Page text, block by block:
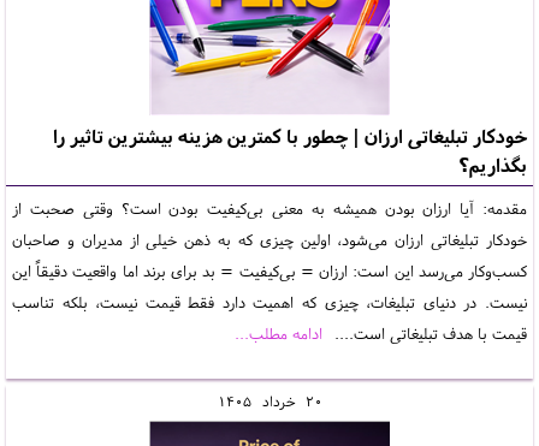
خودکار تبلیغاتی ارزان | چطور با کمترین هزینه بیشترین تاثیر را
بگذاریم؟
مقدمه: آیا ارزان بودن همیشه به معنی بی‌کیفیت بودن است؟ وقتی صحبت از
خودکار تبلیغاتی ارزان می‌شود، اولین چیزی که به ذهن خیلی از مدیران و صاحبان
کسب‌وکار می‌رسد این است: ارزان = بی‌کیفیت = بد برای برند اما واقعیت دقیقاً این
نیست. در دنیای تبلیغات، چیزی که اهمیت دارد فقط قیمت نیست، بلکه تناسب
قیمت با هدف تبلیغاتی است.... ادامه مطلب...
20 خرداد 1405